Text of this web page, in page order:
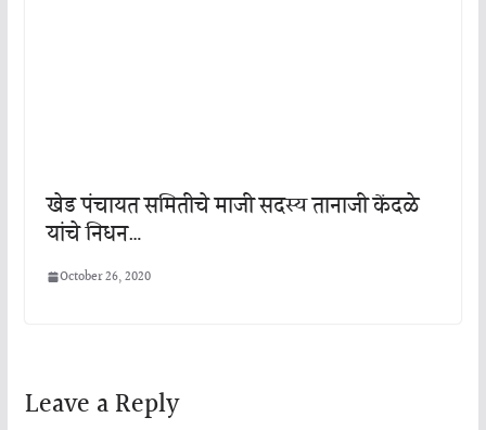
खेड पंचायत समितीचे माजी सदस्य तानाजी केंदळे
यांचे निधन…
October 26, 2020
Leave a Reply